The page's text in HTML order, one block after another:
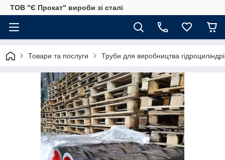
ТОВ "Є Прокат" вироби зі сталі
Товари та послуги Труби для виробництва